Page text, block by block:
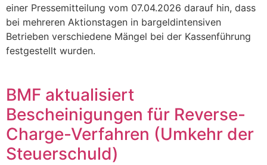
einer Pressemitteilung vom 07.04.2026 darauf hin, dass
bei mehreren Aktionstagen in bargeldintensiven
Betrieben verschiedene Mängel bei der Kassenführung
festgestellt wurden.
BMF aktualisiert
Bescheinigungen für Reverse-
Charge-Verfahren (Umkehr der
Steuerschuld)